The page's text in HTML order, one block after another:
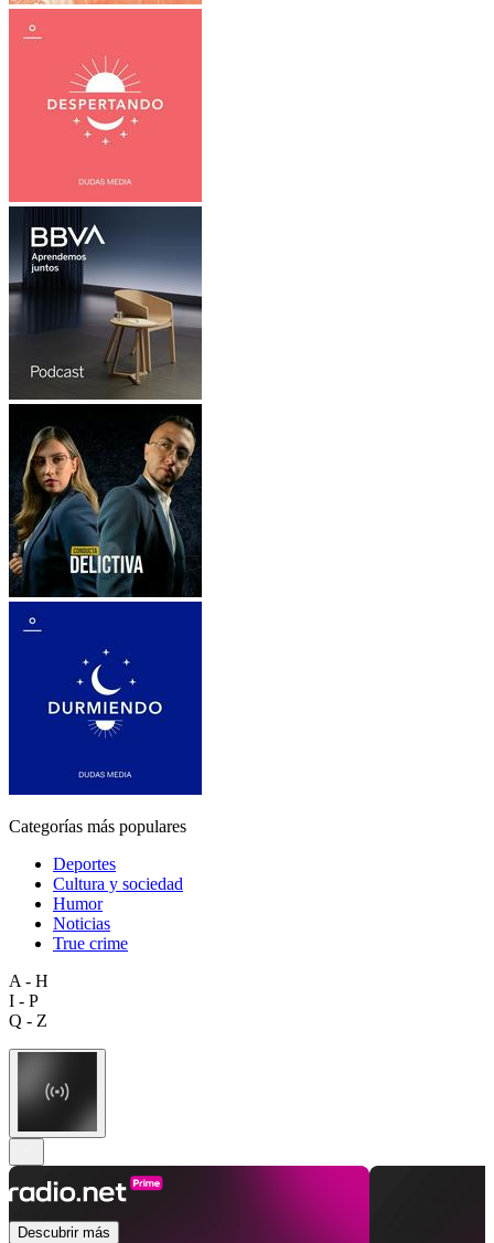
Categorías más populares
Deportes
Cultura y sociedad
Humor
Noticias
True crime
A - H
I - P
Q - Z
Descubrir más